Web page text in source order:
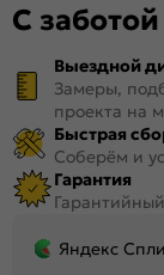
С
Выездной
Замеры,
проекта на
Быстрая
Соберём и
Гарантия
Яндекс